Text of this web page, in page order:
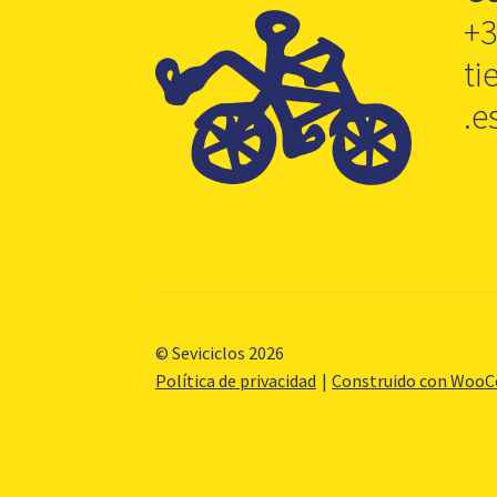
© Seviciclos 2026
Política de privacidad
Construido con